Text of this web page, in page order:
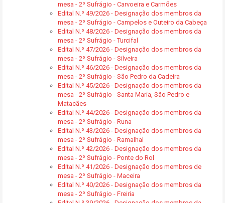
mesa - 2º Sufrágio - Carvoeira e Carmões
Edital N.º 49/2026 - Designação dos membros da
mesa - 2º Sufrágio - Campelos e Outeiro da Cabeça
Edital N.º 48/2026 - Designação dos membros da
mesa - 2º Sufrágio - Turcifal
Edital N.º 47/2026 - Designação dos membros da
mesa - 2º Sufrágio - Silveira
Edital N.º 46/2026 - Designação dos membros da
mesa - 2º Sufrágio - São Pedro da Cadeira
Edital N.º 45/2026 - Designação dos membros da
mesa - 2º Sufrágio - Santa Maria, São Pedro e
Matacães
Edital N.º 44/2026 - Designação dos membros da
mesa - 2º Sufrágio - Runa
Edital N.º 43/2026 - Designação dos membros da
mesa - 2º Sufrágio - Ramalhal
Edital N.º 42/2026 - Designação dos membros da
mesa - 2º Sufrágio - Ponte do Rol
Edital N.º 41/2026 - Designação dos membros de
mesa - 2º Sufrágio - Maceira
Edital N.º 40/2026 - Designação dos membros da
mesa - 2º Sufrágio - Freiria